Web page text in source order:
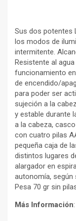
Sus dos potentes
los modos de
intermitente.
Resistente al
funcionamiento
de encendido/
para poder ser
sujeción a la
y estable durante
a la cabeza,
con cuatro pilas
pequeña caja de
distintos lugares
alargador en
autonomía, según
Pesa 70 gr sin
Más Información: